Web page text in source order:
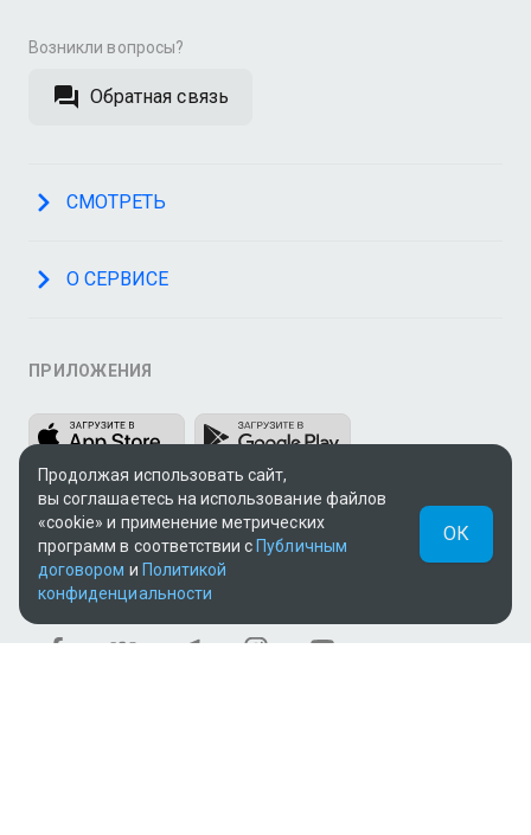
Возникли вопросы?
Обратная связь
СМОТРЕТЬ
О СЕРВИСЕ
ПРИЛОЖЕНИЯ
МЫ В СОЦСЕТЯХ
Продолжая использовать сайт,
вы соглашаетесь на использование файлов
«cookie» и применение метрических
программ в соответствии с Публичным
договором и Политикой
конфиденциальности
ОК